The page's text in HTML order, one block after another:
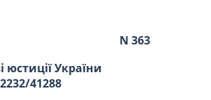
N 363
юстиції України
41288